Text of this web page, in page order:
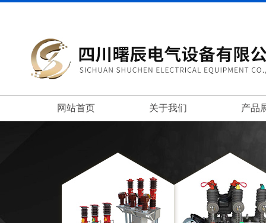
网站首页 关于我们 产品